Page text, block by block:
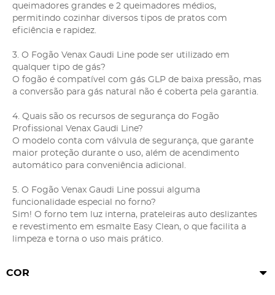
queimadores grandes e 2 queimadores médios,
permitindo cozinhar diversos tipos de pratos com
eficiência e rapidez.
3. O Fogão Venax Gaudi Line pode ser utilizado em
qualquer tipo de gás?
O fogão é compatível com gás GLP de baixa pressão, mas
a conversão para gás natural não é coberta pela garantia.
4. Quais são os recursos de segurança do Fogão
Profissional Venax Gaudi Line?
O modelo conta com válvula de segurança, que garante
maior proteção durante o uso, além de acendimento
automático para conveniência adicional.
5. O Fogão Venax Gaudi Line possui alguma
funcionalidade especial no forno?
Sim! O forno tem luz interna, prateleiras auto deslizantes
e revestimento em esmalte Easy Clean, o que facilita a
limpeza e torna o uso mais prático.
COR